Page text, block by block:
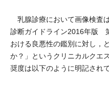
乳腺診療において画像検査
診断ガイドライン2016年版
おける良悪性の鑑別に対し，
か？」というクリニカルクエ
奨度は以下のように明記され